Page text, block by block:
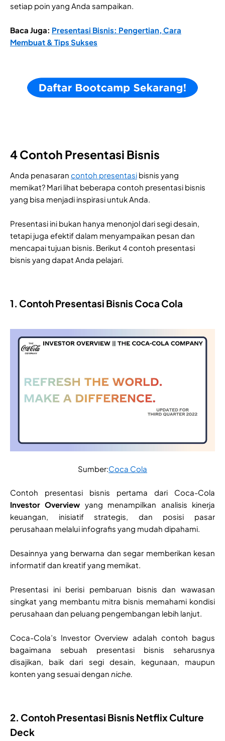
setiap poin yang Anda sampaikan.
Baca Juga: Presentasi Bisnis: Pengertian, Cara
Membuat & Tips Sukses
4 Contoh Presentasi Bisnis
Anda penasaran contoh presentasi bisnis yang
memikat? Mari lihat beberapa contoh presentasi bisnis
yang bisa menjadi inspirasi untuk Anda.
Presentasi ini bukan hanya menonjol dari segi desain,
tetapi juga efektif dalam menyampaikan pesan dan
mencapai tujuan bisnis. Berikut 4 contoh presentasi
bisnis yang dapat Anda pelajari.
1. Contoh Presentasi Bisnis Coca Cola
Sumber:Coca Cola
Contoh presentasi bisnis pertama dari Coca-Cola
Investor Overview yang menampilkan analisis kinerja
keuangan, inisiatif strategis, dan posisi pasar
perusahaan melalui infografis yang mudah dipahami.
Desainnya yang berwarna dan segar memberikan kesan
informatif dan kreatif yang memikat.
Presentasi ini berisi pembaruan bisnis dan wawasan
singkat yang membantu mitra bisnis memahami kondisi
perusahaan dan peluang pengembangan lebih lanjut.
Coca-Cola’s Investor Overview adalah contoh bagus
bagaimana sebuah presentasi bisnis seharusnya
disajikan, baik dari segi desain, kegunaan, maupun
konten yang sesuai dengan niche.
2. Contoh Presentasi Bisnis Netflix Culture
Deck